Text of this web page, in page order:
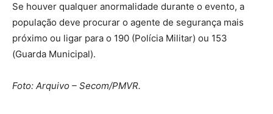
Se houver qualquer anormalidade durante o evento, a
população deve procurar o agente de segurança mais
próximo ou ligar para o 190 (Polícia Militar) ou 153
(Guarda Municipal).
Foto: Arquivo – Secom/PMVR.